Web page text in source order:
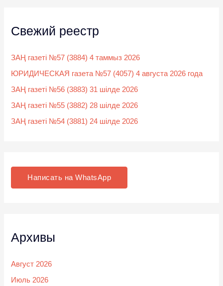
Свежий реестр
ЗАҢ газеті №57 (3884) 4 таммыз 2026
ЮРИДИЧЕСКАЯ газета №57 (4057) 4 августа 2026 года
ЗАҢ газеті №56 (3883) 31 шілде 2026
ЗАҢ газеті №55 (3882) 28 шілде 2026
ЗАҢ газеті №54 (3881) 24 шілде 2026
Написать на WhatsApp
Архивы
Август 2026
Июль 2026